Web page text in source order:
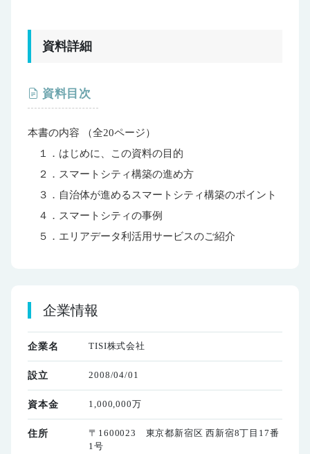
資料詳細
資料目次
本書の内容 （全20ページ）
１．はじめに、この資料の目的
２．スマートシティ構築の進め方
３．自治体が進めるスマートシティ構築のポイント
４．スマートシティの事例
５．エリアデータ利活用サービスのご紹介
企業情報
企業名 TISI株式会社
設立 2008/04/01
資本金 1,000,000万
住所
〒1600023 東京都新宿区 西新宿8丁目17番
1号